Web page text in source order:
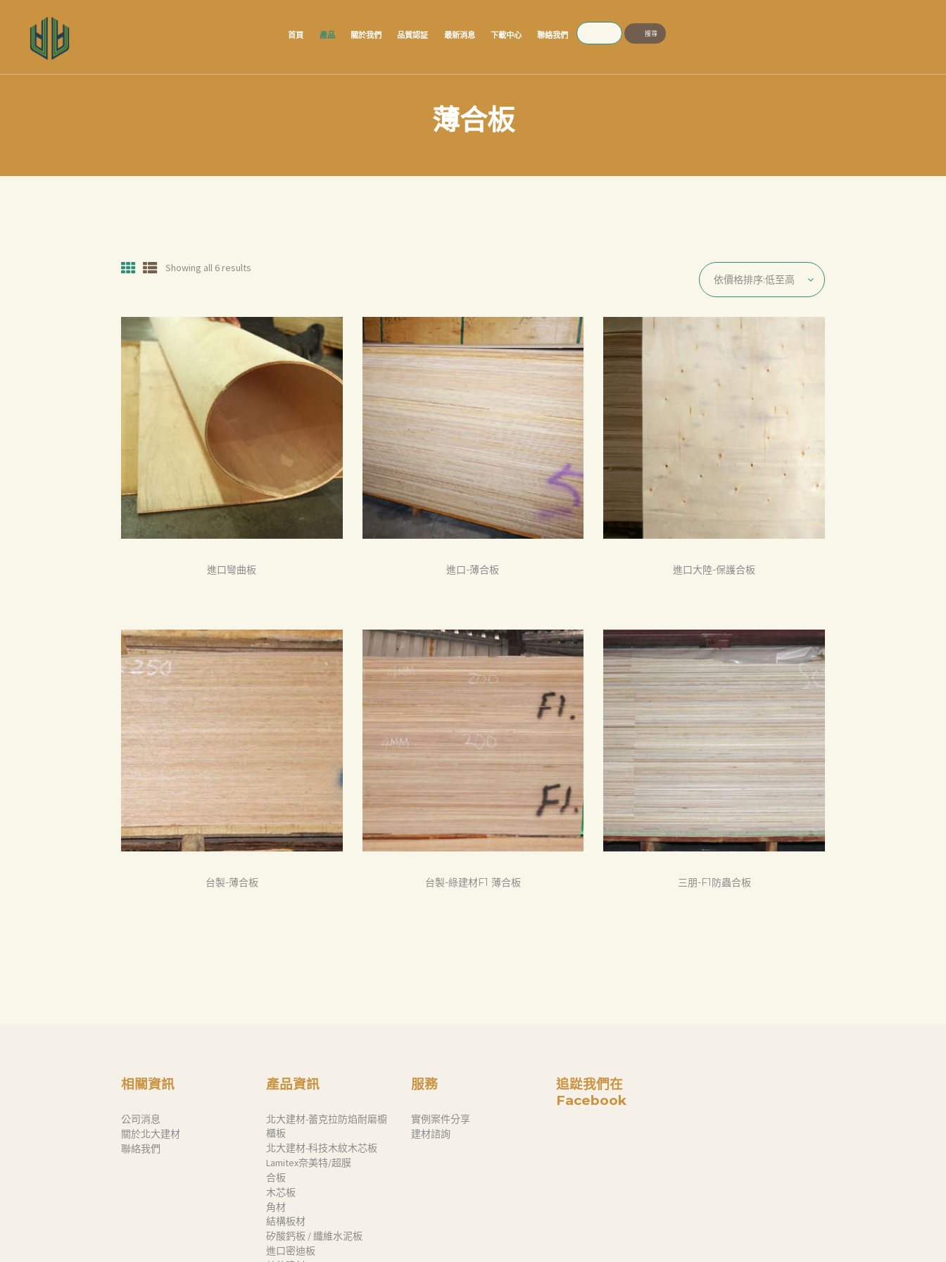
首頁 產品 關於我們 品質認証 最新消息 下載中心 聯絡我們
SEARCH
薄合板
Showing all 6 results
進口彎曲板 進口-薄合板 進口大陸-保護合板
台製-薄合板 台製-綠建材F1 薄合板 三朋-F1防蟲合板
相關資訊
公司消息
關於北大建材
聯絡我們
產品資訊
北大建材-蕾克拉防焰耐磨櫥
櫃板
北大建材-科技木紋木芯板
Lamitex奈美特/超膜
合板
木芯板
角材
結構板材
矽酸鈣板 / 纖維水泥板
進口密迪板
服務
實例案件分享
建材諮詢
追踨我們在
Facebook